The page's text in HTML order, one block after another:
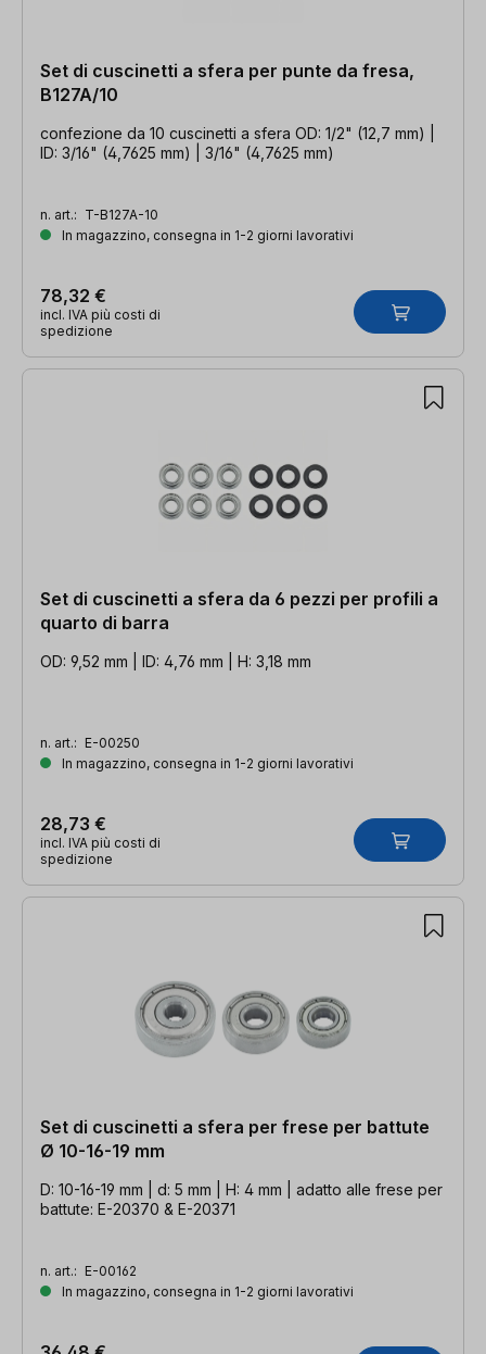
Set di cuscinetti a sfera per punte da fresa,
B127A/10
confezione da 10 cuscinetti a sfera OD: 1/2" (12,7 mm) |
ID: 3/16" (4,7625 mm) | 3/16" (4,7625 mm)
n. art.: T-B127A-10
In magazzino, consegna in 1-2 giorni lavorativi
78,32 €
incl. IVA più costi di
spedizione
Set di cuscinetti a sfera da 6 pezzi per profili a
quarto di barra
OD: 9,52 mm | ID: 4,76 mm | H: 3,18 mm
n. art.: E-00250
In magazzino, consegna in 1-2 giorni lavorativi
28,73 €
incl. IVA più costi di
spedizione
Set di cuscinetti a sfera per frese per battute
Ø 10-16-19 mm
D: 10-16-19 mm | d: 5 mm | H: 4 mm | adatto alle frese per
battute: E-20370 & E-20371
n. art.: E-00162
In magazzino, consegna in 1-2 giorni lavorativi